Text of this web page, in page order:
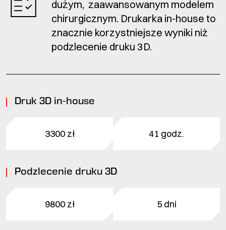
dużym, zaawansowanym modelem
chirurgicznym. Drukarka in-house to
znacznie korzystniejsze wyniki niż
podzlecenie druku 3D.
Druk 3D in-house
3300 zł 41 godz.
Podzlecenie druku 3D
9800 zł 5 dni